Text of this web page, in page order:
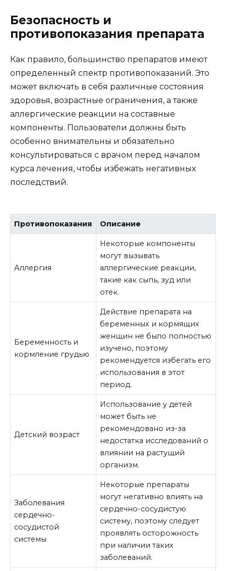
Безопасность и
противопоказания препарата
Как правило, большинство препаратов имеют
определенный спектр противопоказаний. Это
может включать в себя различные состояния
здоровья, возрастные ограничения, а также
аллергические реакции на составные
компоненты. Пользователи должны быть
особенно внимательны и обязательно
консультироваться с врачом перед началом
курса лечения, чтобы избежать негативных
последствий.
Противопоказания Описание
Аллергия
Некоторые компоненты
могут вызывать
аллергические реакции,
такие как сыпь, зуд или
отек.
Беременность и
кормление грудью
Действие препарата на
беременных и кормящих
женщин не было полностью
изучено, поэтому
рекомендуется избегать его
использования в этот
период.
Детский возраст
Использование у детей
может быть не
рекомендовано из-за
недостатка исследований о
влиянии на растущий
организм.
Заболевания
сердечно-
сосудистой
системы
Некоторые препараты
могут негативно влиять на
сердечно-сосудистую
систему, поэтому следует
проявлять осторожность
при наличии таких
заболеваний.